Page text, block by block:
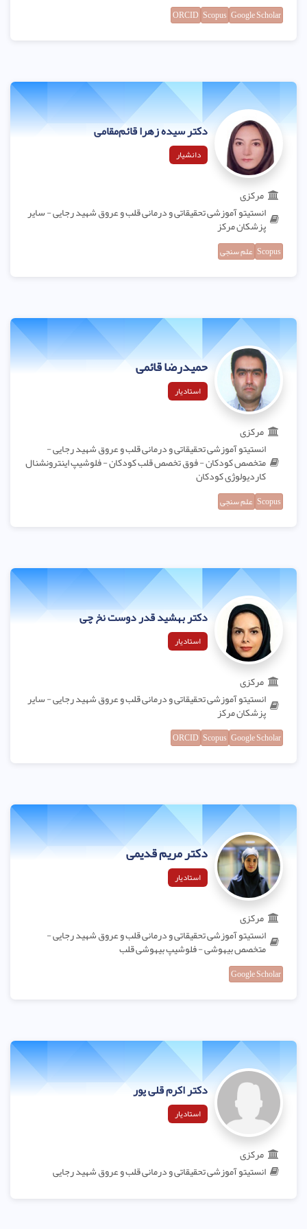
Google Scholar
Scopus
ORCID
دکتر سیده زهرا قائم‌مقامی
دانشیار
مرکزی
انستیتو آموزشی تحقیقاتی و درمانی قلب و عروق شهید رجایی - سایر
پزشکان مرکز
Scopus علم سنجی
حمیدرضا قائمی
استادیار
مرکزی
انستیتو آموزشی تحقیقاتی و درمانی قلب و عروق شهید رجایی -
متخصص کودکان - فوق تخصص قلب کودکان - فلوشیپ اینترونشنال
کاردیولوژی کودکان
Scopus علم سنجی
دکتر بهشید قدر دوست نخ چی
استادیار
مرکزی
انستیتو آموزشی تحقیقاتی و درمانی قلب و عروق شهید رجایی - سایر
پزشکان مرکز
Google Scholar
Scopus
ORCID
دکتر مریم قدیمی
استادیار
مرکزی
انستیتو آموزشی تحقیقاتی و درمانی قلب و عروق شهید رجایی -
متخصص بیهوشی - فلوشیپ بیهوشی قلب
Google Scholar
دکتر اکرم قلی پور
استادیار
مرکزی
انستیتو آموزشی تحقیقاتی و درمانی قلب و عروق شهید رجایی